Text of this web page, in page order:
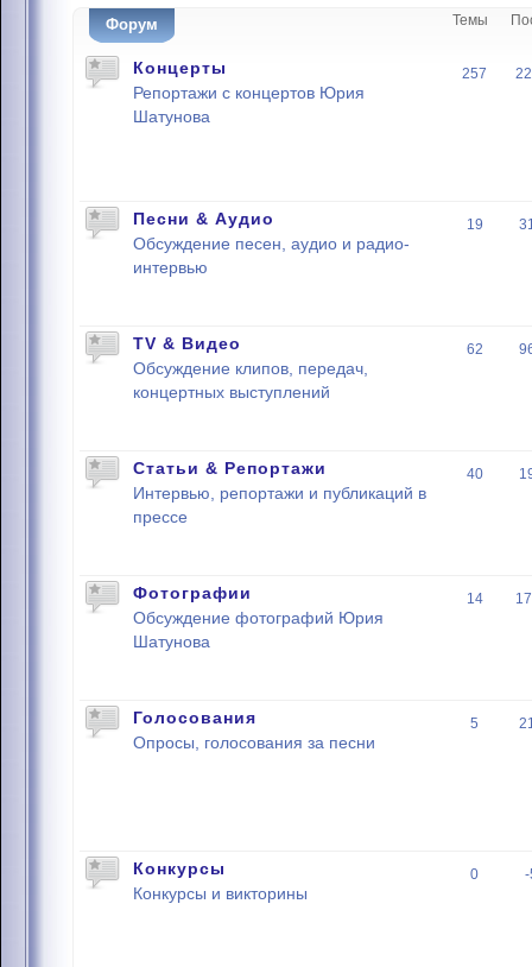
Форум Темы
Концерты
Репортажи с концертов Юрия
Шатунова
257
Песни & Аудио
Обсуждение песен, аудио и радио-
интервью
19
TV & Видео
Обсуждение клипов, передач,
концертных выступлений
62
Статьи & Репортажи
Интервью, репортажи и публикаций в
прессе
40
Фотографии
Обсуждение фотографий Юрия
Шатунова
14
Голосования
Опросы, голосования за песни
5
Конкурсы
Конкурсы и викторины
0